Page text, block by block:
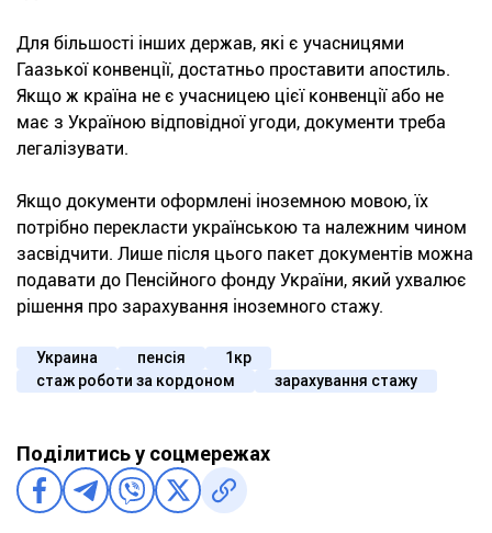
Для більшості інших держав, які є учасницями
Гаазької конвенції, достатньо проставити апостиль.
Якщо ж країна не є учасницею цієї конвенції або не
має з Україною відповідної угоди, документи треба
легалізувати.
Якщо документи оформлені іноземною мовою, їх
потрібно перекласти українською та належним чином
засвідчити. Лише після цього пакет документів можна
подавати до Пенсійного фонду України, який ухвалює
рішення про зарахування іноземного стажу.
Украина пенсія
1кр
стаж роботи за кордоном
зарахування стажу
Поділитись у соцмережах